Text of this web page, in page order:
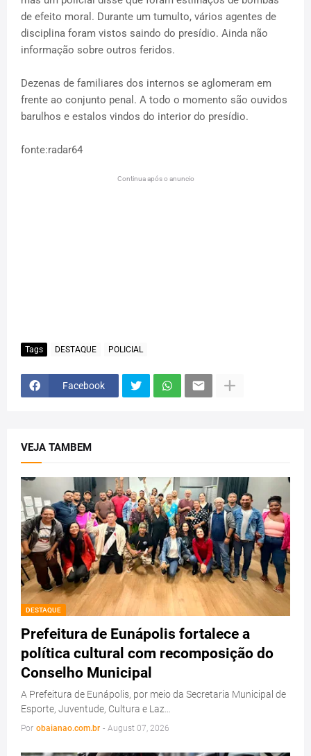
de efeito moral. Durante um tumulto, vários agentes de
disciplina foram vistos saindo do presídio. Ainda não
informação sobre outros feridos.
Dezenas de familiares dos internos se aglomeram em
frente ao conjunto penal. A todo o momento são ouvidos
barulhos e estalos vindos do interior do presídio.
fonte:radar64
Continua após o anuncio
Tags DESTAQUE POLICIAL
Facebook
VEJA TAMBEM
DESTAQUE
Prefeitura de Eunápolis fortalece a
política cultural com recomposição do
Conselho Municipal
A Prefeitura de Eunápolis, por meio da Secretaria Municipal de
Esporte, Juventude, Cultura e Laz…
Por obaianao.com.br - August 07, 2026